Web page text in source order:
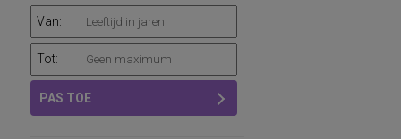
Van:
Tot:
PAS TOE